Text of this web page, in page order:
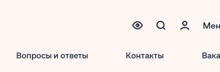
Вопросы и ответы Контакты